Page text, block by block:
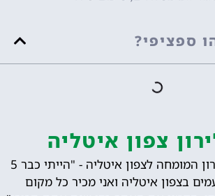
ספציפי?
צפון איטליה
לירון המומחה לצפון איטליה - "הייתי כבר 5
בצפון איטליה ואני מכיר כל מקום